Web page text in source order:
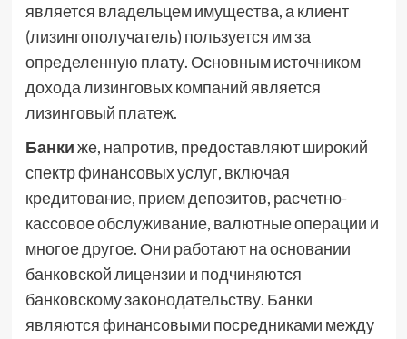
является владельцем имущества, а клиент
(лизингополучатель) пользуется им за
определенную плату. Основным источником
дохода лизинговых компаний является
лизинговый платеж.
Банкиже, напротив, предоставляют широкий
спектр финансовых услуг, включая
кредитование, прием депозитов, расчетно-
кассовое обслуживание, валютные операции и
многое другое. Они работают на основании
банковской лицензии и подчиняются
банковскому законодательству. Банки
являются финансовыми посредниками между